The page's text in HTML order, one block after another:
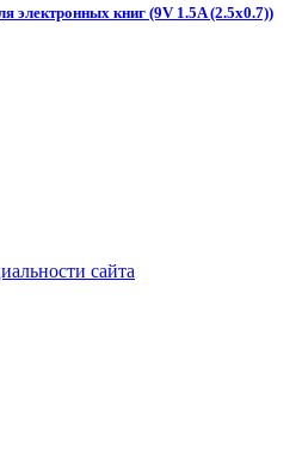
электронных книг (9V 1.5A (2.5x0.7))
сайта